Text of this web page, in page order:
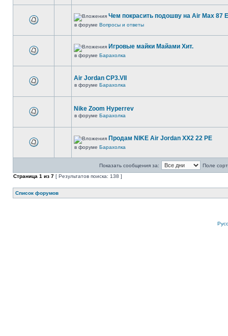
Чем покрасить подошву на Air Max 87
в форуме Вопросы и ответы
Игровые майки Майами Хит.
в форуме Барахолка
Air Jordan CP3.VII
в форуме Барахолка
Nike Zoom Hyperrev
в форуме Барахолка
Продам NIKE Air Jordan XX2 22 PE
в форуме Барахолка
Показать сообщения за:
Поле
Страница 1 из 7 [ Результатов поиска: 138 ]
Список форумов